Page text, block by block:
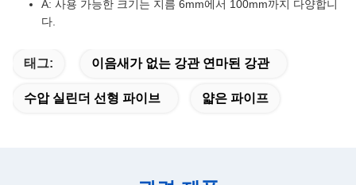
A: 사용 가능한 크기는 지름 6mm에서 100mm까지 다양합니
다.
태그: 이음새가 없는 강관 연마된 강관
수압 실린더 선형 파이브 얇은 파이프